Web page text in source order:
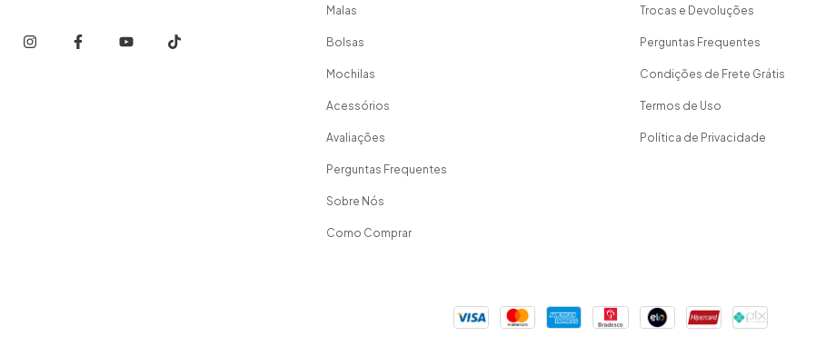
Malas
Bolsas
Mochilas
Acessórios
Avaliações
Perguntas Frequentes
Sobre Nós
Como Comprar
Trocas e Devoluções
Perguntas Frequentes
Condições de Frete Grátis
Termos de Uso
Política de Privacidade